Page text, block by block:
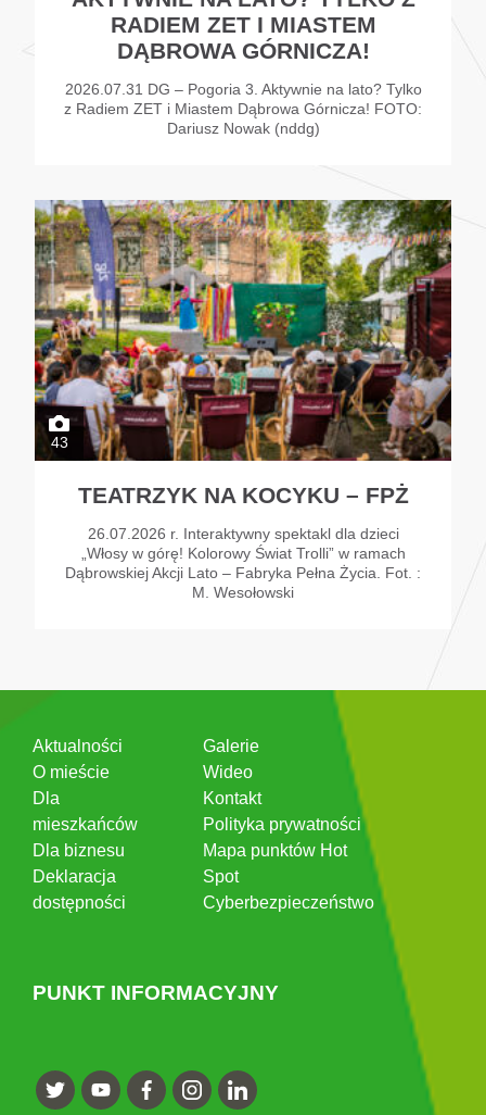
RADIEM ZET I MIASTEM
DĄBROWA GÓRNICZA!
2026.07.31 DG – Pogoria 3. Aktywnie na lato? Tylko
z Radiem ZET i Miastem Dąbrowa Górnicza! FOTO:
Dariusz Nowak (nddg)
43
TEATRZYK NA KOCYKU – FPŻ
26.07.2026 r. Interaktywny spektakl dla dzieci
„Włosy w górę! Kolorowy Świat Trolli” w ramach
Dąbrowskiej Akcji Lato – Fabryka Pełna Życia. Fot. :
M. Wesołowski
Aktualności
O mieście
Dla
mieszkańców
Dla biznesu
Deklaracja
dostępności
Galerie
Wideo
Kontakt
Polityka prywatności
Mapa punktów Hot
Spot
Cyberbezpieczeństwo
PUNKT INFORMACYJNY